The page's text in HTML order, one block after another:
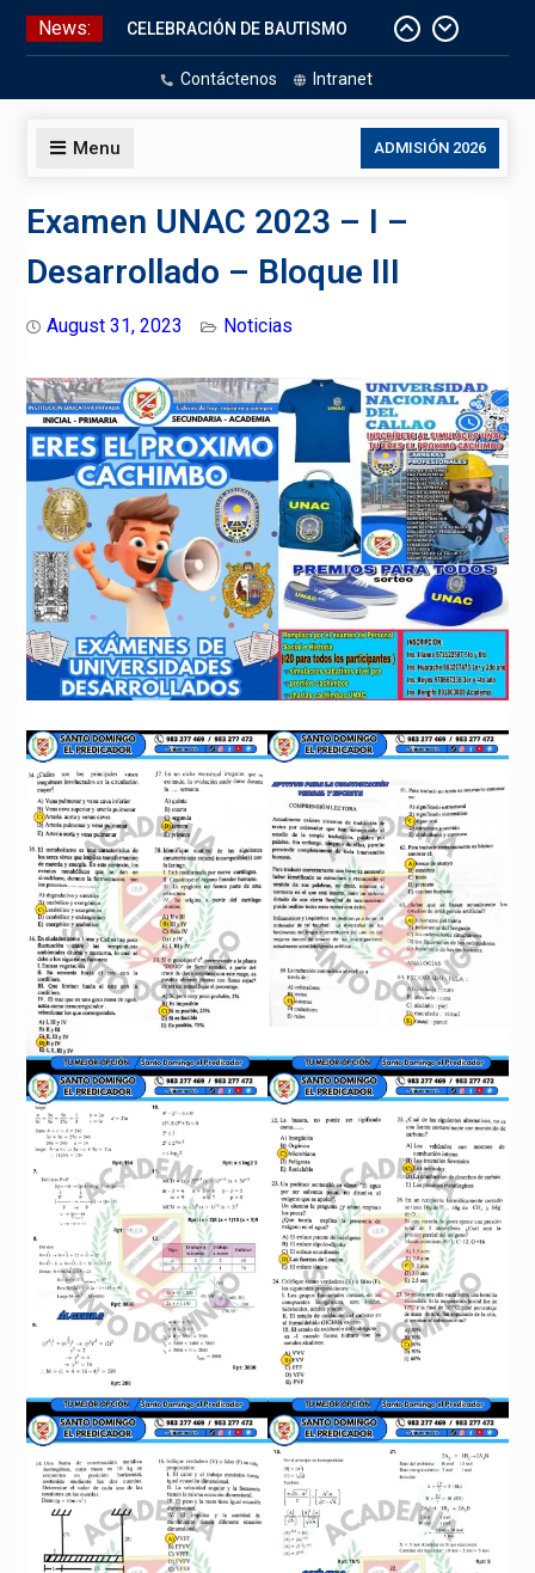
Skip
News:
CELEBRACIÓN DE BAUTISMO
Pizarras Inteligentes
Laboratorios de Cómputo
Contáctenos Intranet
Menu ADMISIÓN 2026
Examen UNAC 2023 – I –
Desarrollado – Bloque III
August 31, 2023 Noticias